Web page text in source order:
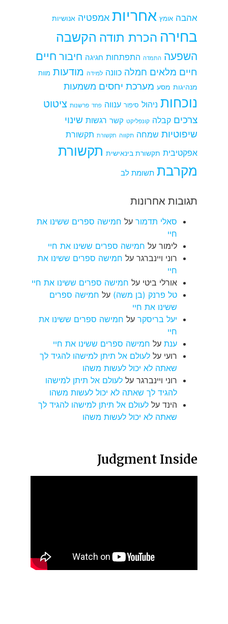
אהבה אומץ אחריות אמפטיה אנושיות
בחירה הכרת תודה הקשבה
השפעה התמדה התפתחות חגיגה חיבור חיים
חיים מלאים חמלה כוונה למידה מודעות מוות
מנהיגות מסע מערכת יחסים משמעות
נוכחות ניהול סיפור ענווה פחד פרשנות ציטוט
צרכים קבלה קונפליקט קשר רגשות שינוי
שיפוטיות שמחה תקווה תקשורת תקשורת
אפקטיבית תקשורת בינאישית תקשורת
מקרבת תשומת לב
תגובות אחרונות
סאלי תדמור על חמישה ספרים ששינו את
חיי
לימור על חמישה ספרים ששינו את חיי
רוני ויינברגר על חמישה ספרים ששינו את
חיי
אורלי ביטי על חמישה ספרים ששינו את חיי
טל פרנק (בן משה) על חמישה ספרים
ששינו את חיי
יעל בריסקר על חמישה ספרים ששינו את
חיי
ענת על חמישה ספרים ששינו את חיי
רועי על לעולם אל תיתן למישהו להגיד לך
שאתה לא יכול לעשות משהו
רוני ויינברגר על לעולם אל תיתן למישהו
להגיד לך שאתה לא יכול לעשות משהו
הינד על לעולם אל תיתן למישהו להגיד לך
שאתה לא יכול לעשות משהו
Judgment Inside